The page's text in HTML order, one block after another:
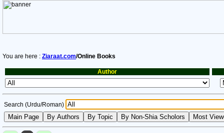
You are here : Ziaraat.com/Online Books
Author
Search (Urdu/Roman)